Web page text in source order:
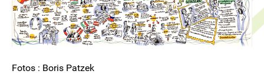
Fotos : Boris Patzek